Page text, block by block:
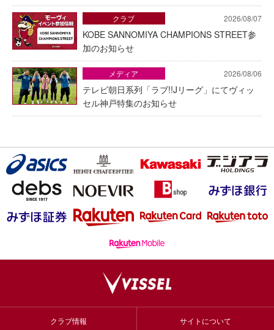
2026/08/07
KOBE SANNOMIYA CHAMPIONS STREET参
加のお知らせ
クラブ
2026/08/06
テレビ朝日系列「ラブ!!Jリーグ」にてヴィッ
セル神戸特集のお知らせ
メディア
クラブ情報 サイトについて